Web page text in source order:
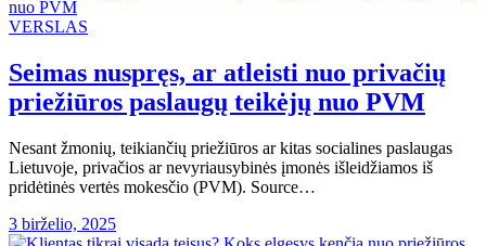
VERSLAS
Seimas nuspręs, ar atleisti nuo privačių
priežiūros paslaugų teikėjų nuo PVM
Nesant žmonių, teikiančių priežiūros ar kitas socialines paslaugas
Lietuvoje, privačios ar nevyriausybinės įmonės išleidžiamos iš
pridėtinės vertės mokesčio (PVM). Source…
3 birželio, 2025